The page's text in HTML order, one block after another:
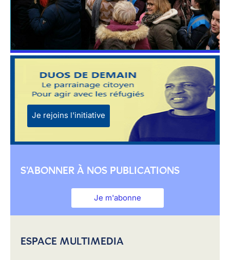
Je rejoins l'initiative
S'ABONNER À NOS PUBLICATIONS
Je m'abonne
ESPACE MULTIMEDIA